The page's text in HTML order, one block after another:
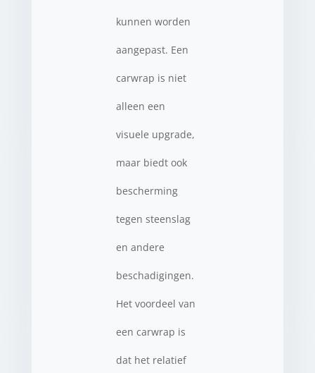
kunnen worden
aangepast. Een
carwrap is niet
alleen een
visuele upgrade,
maar biedt ook
bescherming
tegen steenslag
en andere
beschadigingen.
Het voordeel van
een carwrap is
dat het relatief